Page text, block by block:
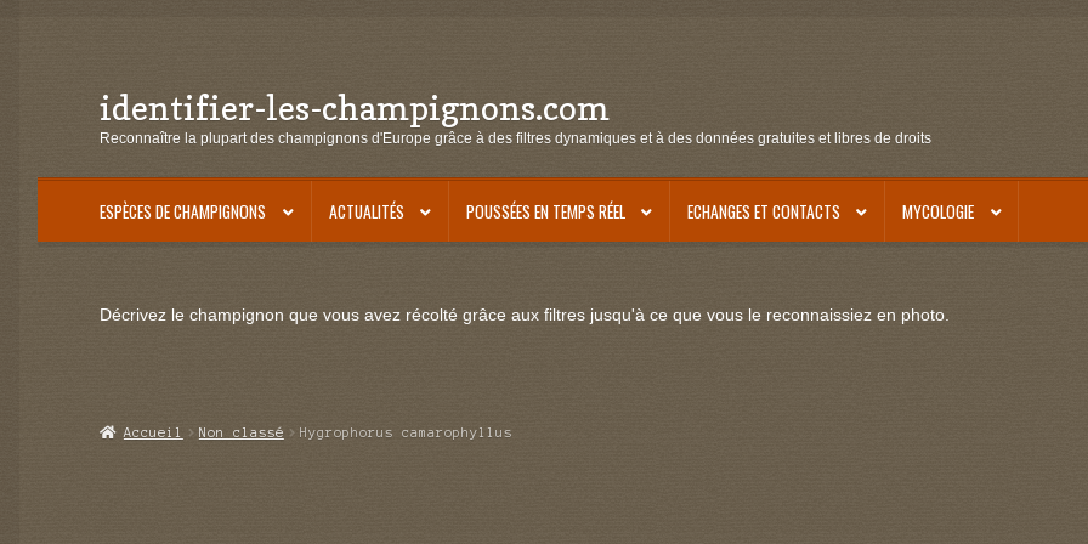
Aller
à
navigation
Aller
au
identifier-les-champignons.com
Reconnaître la plupart des champignons d'Europe grâce à des filtres dynamiques et à des données gratuites et libres de droits
ESPÈCES DE CHAMPIGNONS ACTUALITÉS POUSSÉES EN TEMPS RÉEL ECHANGES ET CONTACTS MYCOLOGIE
Décrivez le champignon que vous avez récolté grâce aux filtres jusqu'à ce que vous le reconnaissiez en photo.
Accueil Non classé Hygrophorus camarophyllus